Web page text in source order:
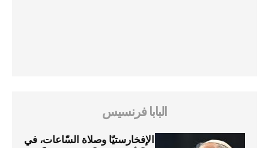
البابا فرنسيس
الإفخارستيّا وصلاة السّاعات، في